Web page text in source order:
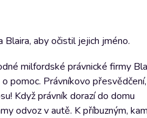
aby očistil jejich jméno.
milfordské právnické firmy
pomoc. Právníkovo
Když právník dorazí do domu
odvoz v autě. K příbuzným, kam